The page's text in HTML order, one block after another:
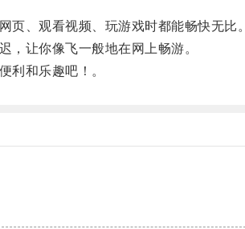
、观看视频、玩游戏时都能畅快无比。
让你像飞一般地在网上畅游。
和乐趣吧！。